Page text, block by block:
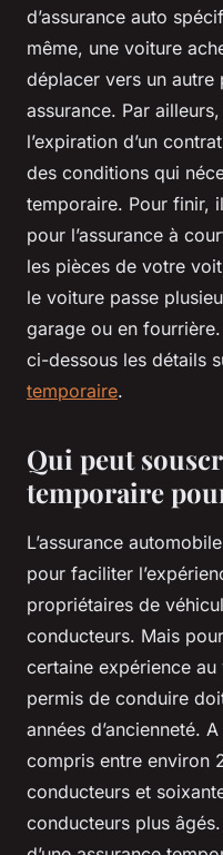
d’assurance auto
même, une voiture
déplacer vers un autre
assurance. Par
l’expiration d’un
des conditions qui
temporaire. Pour finir,
pour l’assurance à
les pièces de votre
le voiture passe
garage ou en
ci-dessous les détails
temporaire.
Qui peut
temporaire
L’assurance
pour faciliter
propriétaires de
conducteurs. Mais
certaine expérience
permis de conduire
années d’ancienneté.
compris entre environ
conducteurs et
conducteurs plus